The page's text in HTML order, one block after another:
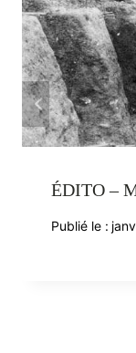
ÉDITO –
Publié le :